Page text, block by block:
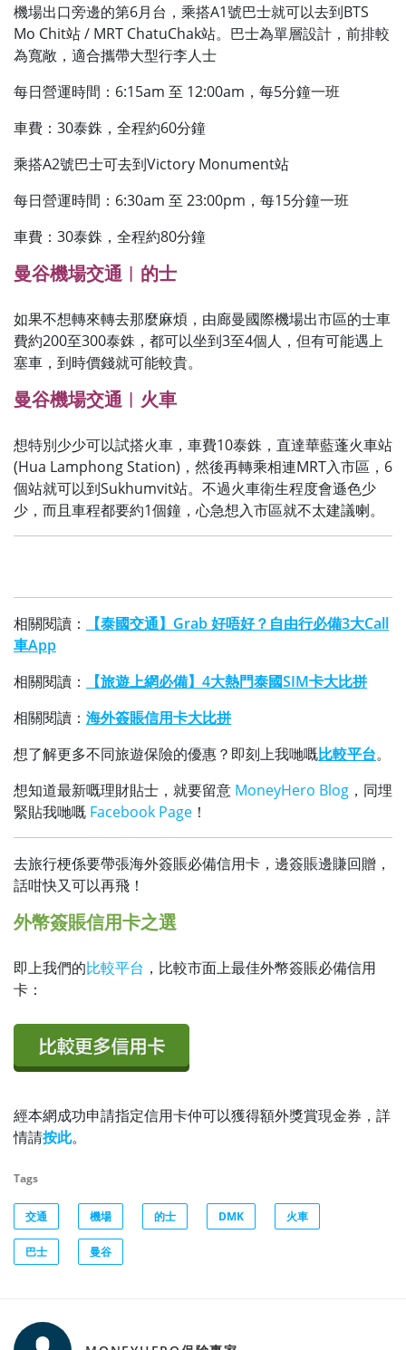
機場出口旁邊的第6月台，乘搭A1號巴士就可以去到BTS
Mo Chit站 / MRT ChatuChak站。巴士為單層設計，前排較
為寬敞，適合攜帶大型行李人士
每日營運時間：6:15am 至 12:00am，每5分鐘一班
車費：30泰銖，全程約60分鐘
乘搭A2號巴士可去到Victory Monument站
每日營運時間：6:30am 至 23:00pm，每15分鐘一班
車費：30泰銖，全程約80分鐘
曼谷機場交通︱的士
如果不想轉來轉去那麼麻煩，由廊曼國際機場出市區的士車
費約200至300泰銖，都可以坐到3至4個人，但有可能遇上
塞車，到時價錢就可能較貴。
曼谷機場交通︱火車
想特別少少可以試搭火車，車費10泰銖，直達華藍蓬火車站
(Hua Lamphong Station)，然後再轉乘相連MRT入市區，6
個站就可以到Sukhumvit站。不過火車衛生程度會遜色少
少，而且車程都要約1個鐘，心急想入市區就不太建議喇。
相關閱讀：
【泰國交通】Grab 好唔好？自由行必備3大Call
車App
相關閱讀：
【旅遊上網必備】4大熱門泰國SIM卡大比拼
相關閱讀： 海外簽賬信用卡大比拼
想了解更多不同旅遊保險的優惠？即刻上我哋嘅比較平台。
想知道最新嘅理財貼士，就要留意 MoneyHero Blog ，同埋
緊貼我哋嘅 Facebook Page ！
去旅行梗係要帶張海外簽賬必備信用卡，邊簽賬邊賺回贈，
話咁快又可以再飛！
外幣簽賬信用卡之選
即上我們的比較平台 ，比較市面上最佳外幣簽賬必備信用
卡：
經本網成功申請指定信用卡仲可以獲得額外獎賞現金券，詳
情請按此。
Tags
交通 機場 的士 DMK 火車
巴士 曼谷